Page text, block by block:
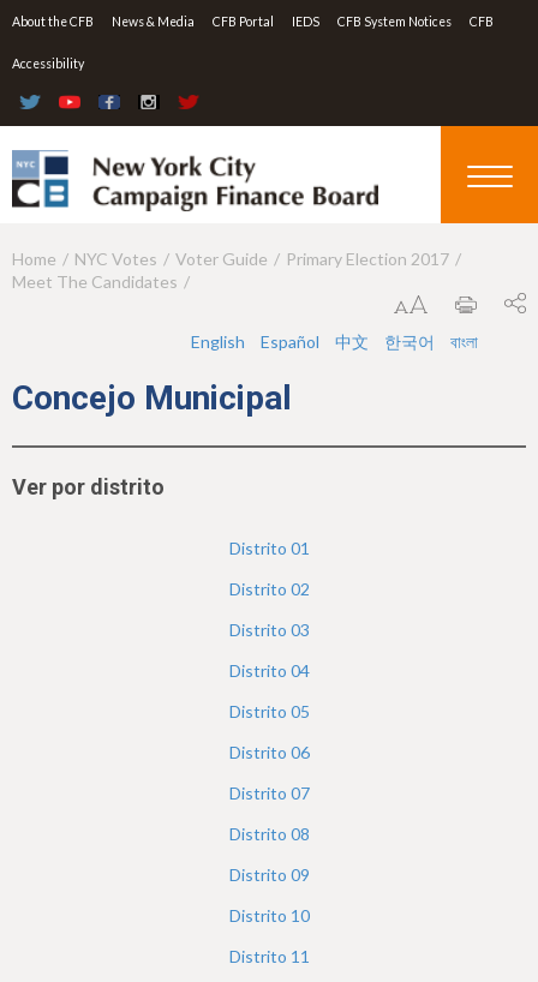
Jump to navigation
About the CFB News & Media CFB Portal IEDS CFB System Notices CFB
Accessibility
Y
a
h
Home NYC Votes Voter Guide
Primary Election 2017
Meet The Candidates
English Español 中文 한국어 বাংলা
Concejo Municipal
Ver por distrito
Distrito 01
Distrito 02
Distrito 03
Distrito 04
Distrito 05
Distrito 06
Distrito 07
Distrito 08
Distrito 09
Distrito 10
Distrito 11